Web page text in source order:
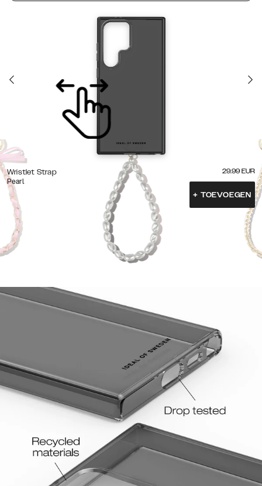
Wristlet Strap
Pearl
29.99 EUR
+ TOEVOEGEN